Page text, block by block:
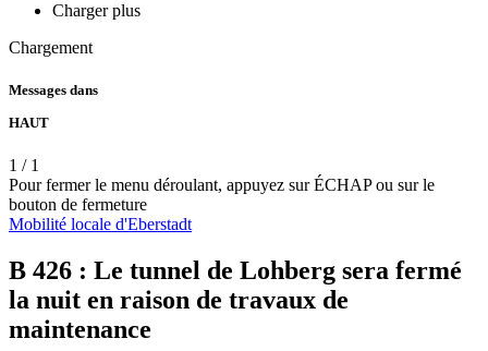
Charger plus
Chargement
Messages dans
HAUT
1 / 1
Pour fermer le menu déroulant, appuyez sur ÉCHAP ou sur le
bouton de fermeture
Mobilité locale d'Eberstadt
B 426 : Le tunnel de Lohberg sera fermé
la nuit en raison de travaux de
maintenance